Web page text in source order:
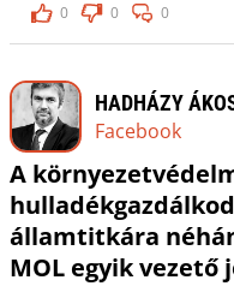
0
0 0
HADHÁZY
Facebook
A
államtitkára
MOL egyik vezető